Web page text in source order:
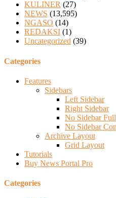
KULINER (27)
NEWS (13,595)
NGASO (14)
REDAKSI (1)
Uncategorized (39)
Categories
Features
Sidebars
Left Sidebar
Right Sidebar
No Sidebar
No Sidebar
Archive Layout
Grid Layout
Tutorials
Buy News Portal Pro
Categories